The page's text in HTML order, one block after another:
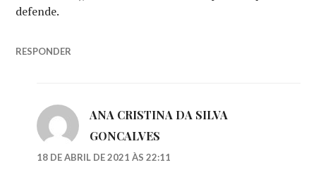
defende.
RESPONDER
ANA CRISTINA DA SILVA
GONCALVES
18 DE ABRIL DE 2021 ÀS 22:11